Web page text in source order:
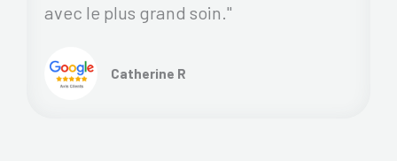
avec le plus grand soin."
Catherine R